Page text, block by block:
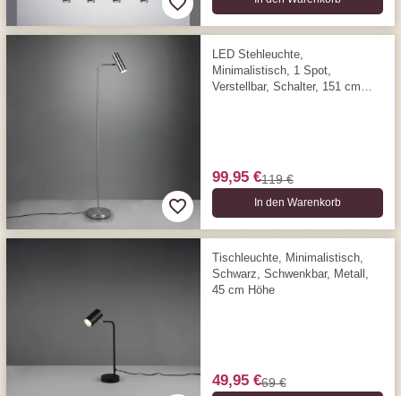
LED Stehleuchte,
Minimalistisch, 1 Spot,
Verstellbar, Schalter, 151 cm
99,95 €119 €
In den Warenkorb
Tischleuchte, Minimalistisch,
Schwarz, Schwenkbar, Metall,
45 cm Höhe
49,95 €69 €